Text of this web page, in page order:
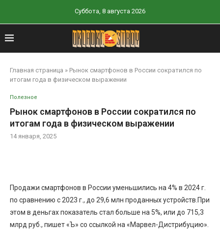
Суббота, 8 августа 2026
Главная страница » Рынок смартфонов в России сократился по
итогам года в физическом выражении
Полезное
Рынок смартфонов в России сократился по
итогам года в физическом выражении
14 января, 2025
Продажи смартфонов в России уменьшились на 4% в 2024 г.
по сравнению с 2023 г., до 29,6 млн проданных устройств.При
этом в деньгах показатель стал больше на 5%, или до 715,3
млрд руб., пишет «Ъ» со ссылкой на «Марвел-Дистрибуцию».